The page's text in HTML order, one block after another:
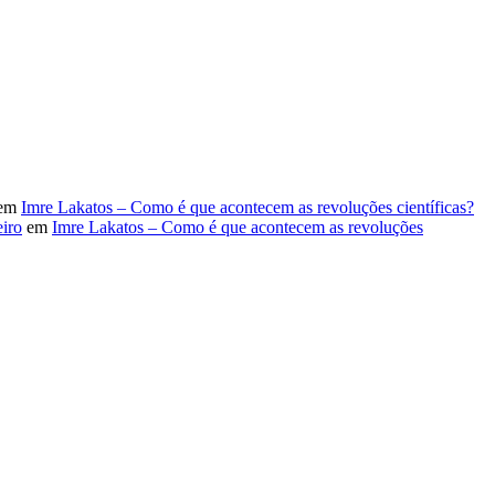
Imre Lakatos – Como é que acontecem as revoluções científicas?
em Imre Lakatos – Como é que acontecem as revoluções